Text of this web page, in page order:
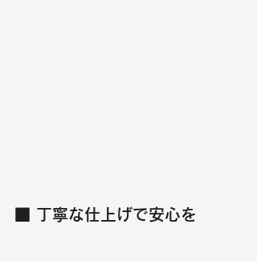
■ 丁寧な仕上げで安心を